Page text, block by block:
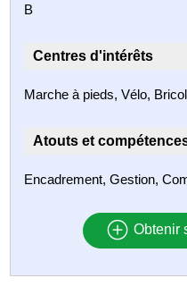
B
Centres d'intérêts
Marche à pieds, Vélo,
Atouts et
Encadrement, Gestion,
Obtenir